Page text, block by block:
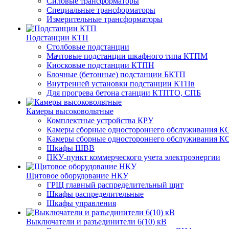
Специальные трансформаторы
Измерительные трансформаторы
Подстанции КТП
Столбовые подстанции
Мачтовые подстанции шкафного типа КТПМ
Киосковые подстанции КТПН
Блочные (бетонные) подстанции БКТП
Внутренней установки подстанции КТПв
Для прогрева бетона станции КТПТО, СПБ
Камеры высоковольтные
Комплектные устройства КРУ
Камеры сборные одностороннего обслуживания
Камеры сборные одностороннего обслуживания
Шкафы ШВВ
ПКУ-пункт коммерческого учета электроэнергии
Щитовое оборудование НКУ
ГРЩ главный распределительный щит
Шкафы распределительные
Шкафы управления
Выключатели и разъединители 6(10) кВ